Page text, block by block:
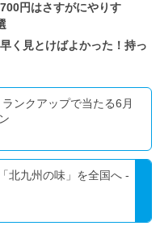
円はさすがにやりす
く見とけばよかった！持っ
ンクアップで当たる6月
北九州の味」を全国へ -